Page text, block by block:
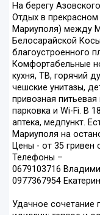
На берегу
Отдых в
Мариуполя) между
Белосарайской
благоустроенного
Комфортабельные
кухня, ТВ, горячий
чешские унитазы,
привозная
парковка и Wi-Fi. В
аптека, медпункт.
Мариуполя на
Цены - от 35 гривен
Телефоны –
0679103716
0977367954
Удачное сочетание